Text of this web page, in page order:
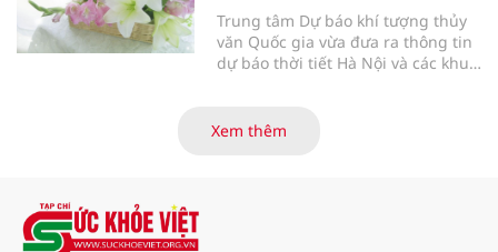
Trung tâm Dự báo khí tượng thủy
văn Quốc gia vừa đưa ra thông tin
dự báo thời tiết Hà Nội và các khu
Xem thêm